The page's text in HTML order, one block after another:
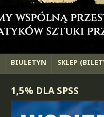
BIULETYN SKLEP
1,5% DLA SPSS